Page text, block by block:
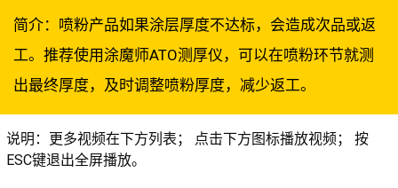
简介：喷粉产品如果涂层厚度不达标，会造成次品或返
工。推荐使用涂魔师ATO测厚仪，可以在喷粉环节就测
出最终厚度，及时调整喷粉厚度，减少返工。
说明：更多视频在下方列表； 点击下方图标播放视频； 按
ESC键退出全屏播放。